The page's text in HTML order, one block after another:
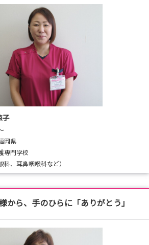
岡県
専門学校
科、耳鼻咽喉科など）
から、手のひらに「ありがとう」